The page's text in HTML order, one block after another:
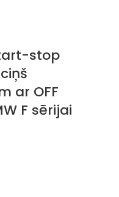
stop
ar OFF
F sērijai